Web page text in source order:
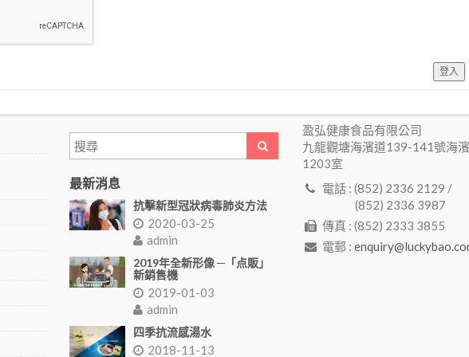
登入
最新消息
抗擊新型冠狀病毒肺炎方法
2020-03-25
admin
2019年全新形像 ─「点販」
新銷售機
2019-01-03
admin
四季抗流感湯水
2018-11-13
盈弘健康食品有限公司
九龍觀塘海濱道139-141號海
1203室
電話 : (852) 2336 2129 /
(852) 2336 3987
傳真 : (852) 2333 3855
電郵 :